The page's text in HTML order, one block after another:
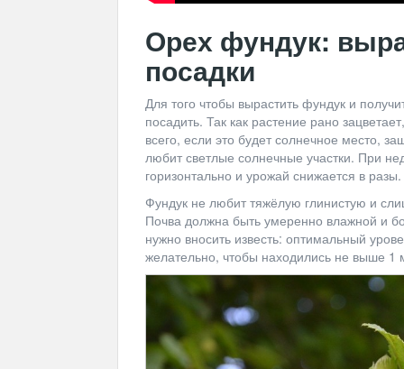
Орех фундук:
посадки
Для того чтобы вырастить фундук и
посадить. Так как растение рано
всего, если это будет солнечное место,
любит светлые солнечные участки. При
горизонтально и урожай снижается в разы.
Фундук не любит тяжёлую глинистую и
Почва должна быть умеренно влажной и
нужно вносить известь: оптимальный
желательно, чтобы находились не выше 1